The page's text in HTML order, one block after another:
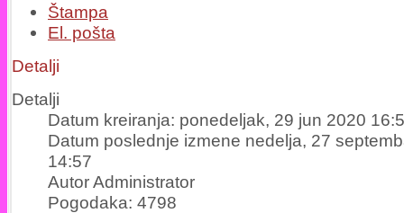
Štampa
El. pošta
Detalji
Detalji
Datum kreiranja: ponedeljak, 29 jun 2020
Datum poslednje izmene nedelja, 27
14:57
Autor Administrator
Pogodaka: 4798